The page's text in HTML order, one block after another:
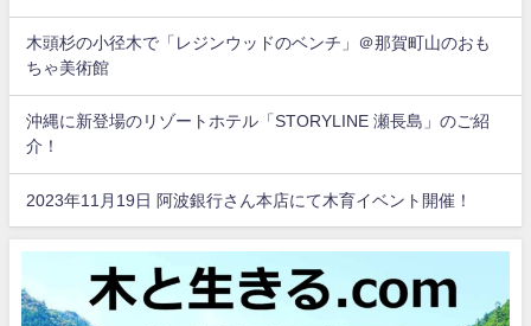
木頭杉の小径木で「レジンウッドのベンチ」＠那賀町山のおも
ちゃ美術館
沖縄に新登場のリゾートホテル「STORYLINE 瀬長島」のご紹
介！
2023年11月19日 阿波銀行さん本店にて木育イベント開催！